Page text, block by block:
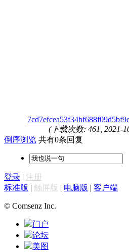
(下载次数: 461, 2021-
倒序浏览 共有0条回复
登录 | 注册
标准版 | 触屏版 | 电脑版 | 客户端
© Comsenz Inc.
门户
论坛
美图